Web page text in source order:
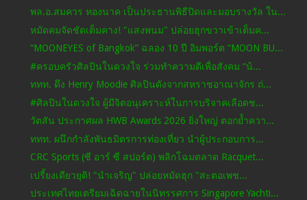
พล.อ.สมควร ทองนาค เป็นประธานพิธีปิดและมอบรางวัล ใน...
หมัดคมจัดชัดเต็มคาง! "แสงพนม" ปล่อยฮุกขวาเข้าเต็มค...
“MOONEYES of Bangkok” ฉลอง 10 ปี อิมพอร์ต “MOON BU...
#ครอบครัวศิลปินในดวงใจ ร่วมทำความดีเพื่อสังคม “น้...
ททท. ดึง Henry Moodie ศิลปินดังจากสหราชอาณาจักร ถ่...
#ศิลปินในดวงใจ ผู้มีจิตอนุเคราะห์ในการบริจาคเลือดช...
วัตสัน ประกาศผล HWB Awards 2026 ยิ่งใหญ่ ตอกย้ำควา...
ททท. ผนึกกำลังพันธมิตรการท่องเที่ยว นำผู้ประกอบการ...
CRC Sports (ซี อาร์ ซี สปอร์ต) พลิกโฉมตลาด Racquet...
เปรี้ยงเดียวยุติ! "นําเจริญ" ปล่อยหมัดฮุก "สะตอเพช...
ประเทศไทยเตรียมเฉิดฉายในนิทรรศการ Singapore Yachti...